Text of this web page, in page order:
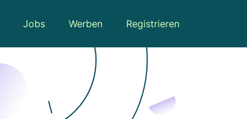
Jobs Werben Registrieren